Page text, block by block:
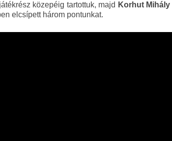
közepéig tartottuk, majd Korhut Mihály
elcsípett három pontunkat.